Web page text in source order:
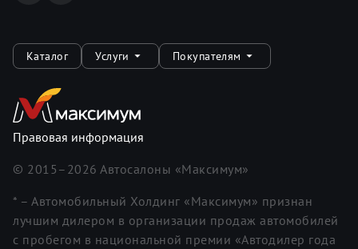
Каталог Услуги Покупателям
Правовая информация
© 2015– 2026 Автосалоны «Максимум»
* – Автомобильный Холдинг «Максимум» признан
лучшим дилером в организации продаж автомобилей
с пробегом в национальной премии «Автодилер года